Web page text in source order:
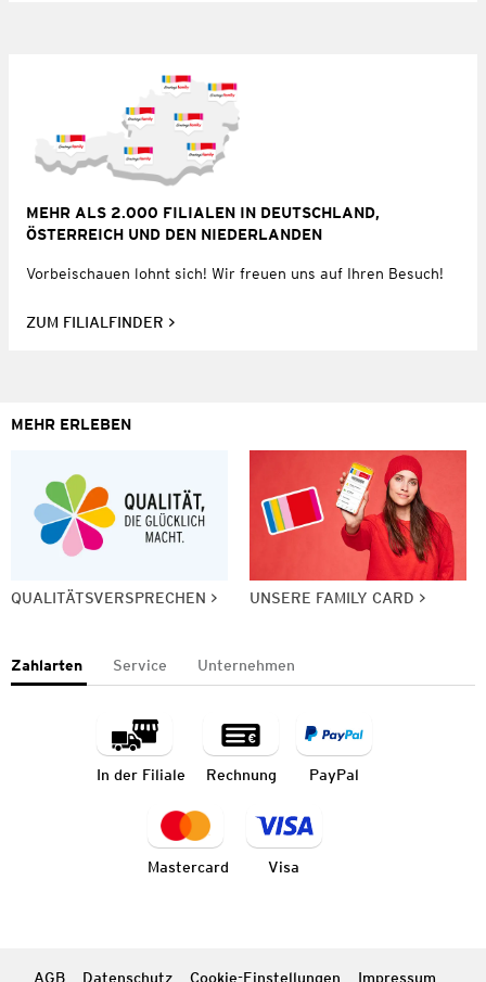
MEHR ALS 2.000 FILIALEN IN DEUTSCHLAND,
ÖSTERREICH UND DEN NIEDERLANDEN
Vorbeischauen lohnt sich! Wir freuen uns auf Ihren Besuch!
ZUM FILIALFINDER
MEHR ERLEBEN
QUALITÄTSVERSPRECHEN UNSERE FAMILY CARD
Zahlarten Service Unternehmen
In der Filiale Rechnung PayPal
Mastercard Visa
AGB Datenschutz Cookie-Einstellungen Impressum